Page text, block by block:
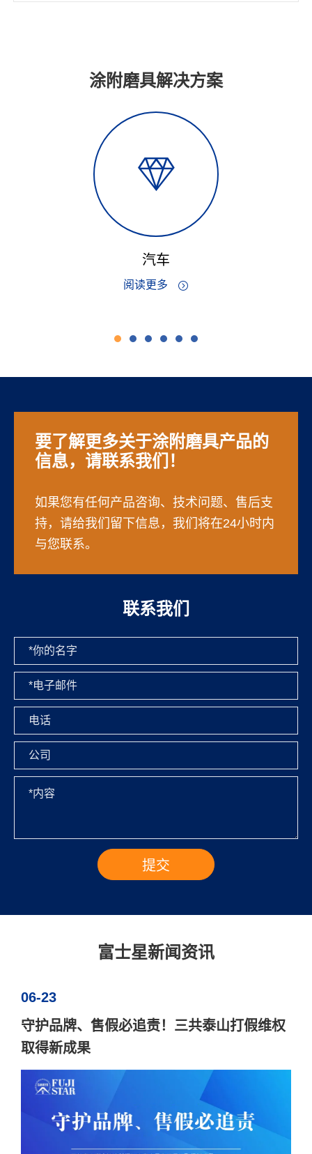
涂附磨具解决方案

汽车
阅读更多 
要了解更多关于涂附磨具产品的
信息，请联系我们！
如果您有任何产品咨询、技术问题、售后支
持，请给我们留下信息，我们将在24小时内
与您联系。
联系我们
富士星新闻资讯
06-23
守护品牌、售假必追责！三共泰山打假维权
取得新成果